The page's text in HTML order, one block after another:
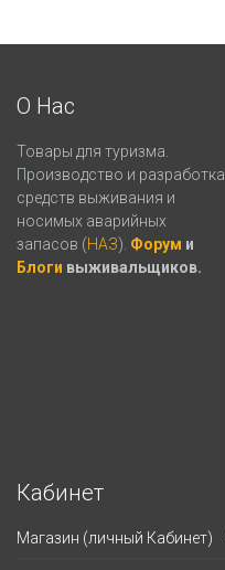
О Нас
Товары для туризма.
Производство и разработка
средств выживания и
носимых аварийных
запасов (НАЗ). Форум и
Блоги выживальщиков.
Кабинет
Магазин (личный Кабинет)